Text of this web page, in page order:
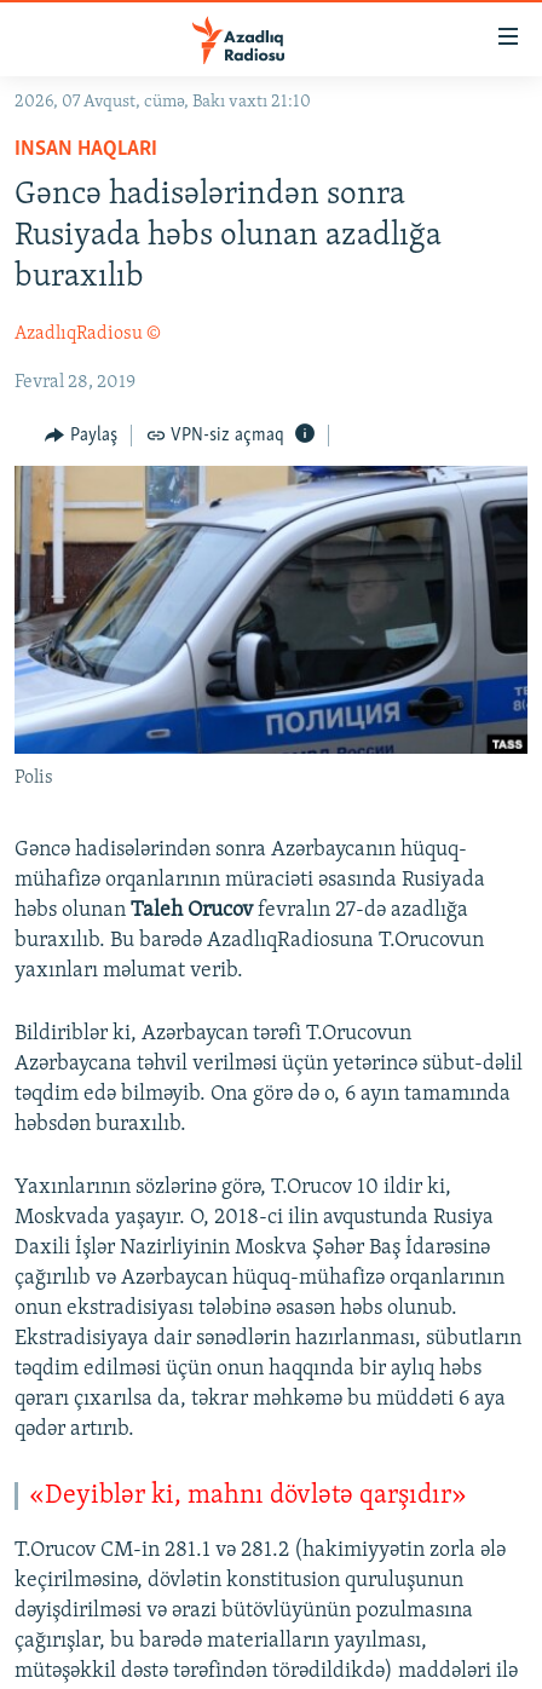
Əsas
qayıt
Əsas
naviqasiyaya
qayıt
Axtarışa
KORRUPSIOMETR
#ƏSLINDƏ
QANUNI DOĞRU
ARAŞDIRMA
MULTIMEDIA
VIDEO
FOTOQALEREYA
İNFOQRAFIKA
KARIKATURA
RADIO ARXIV
AZƏRBAYCAN ƏDƏBIYYATI KITABXANASI
İSLAM VƏ DEMOKRATIYA
İZ - MƏDƏNIYYƏT PROQRAMI
HAQQIMIZDA
MISSIYAMIZ
PEŞƏ ETIKASI VƏ JURNALISTIKA STANDARTLARIMIZ
MATERIALLARIMIZDAN ISTIFADƏ
AZADLIQRADIOSU MOBIL TELEFONUNUZDA
BIZIMLƏ ƏLAQƏ
XƏBƏR BÜLLETENLƏRIMIZ
BIZI IZLƏ
RFE/RL-in bütün saytları
2026, 07 Avqust, cümə, Bakı vaxtı 21:10
INSAN HAQLARI
Gəncə hadisələrindən sonra
Rusiyada həbs olunan azadlığa
buraxılıb
AzadlıqRadiosu ©
Fevral 28, 2019
Paylaş VPN-siz açmaq
Polis
Gəncə hadisələrindən sonra Azərbaycanın hüquq-
mühafizə orqanlarının müraciəti əsasında Rusiyada
həbs olunan Taleh Orucovfevralın 27-də azadlığa
buraxılıb. Bu barədə AzadlıqRadiosuna T.Orucovun
yaxınları məlumat verib.
Bildiriblər ki, Azərbaycan tərəfi T.Orucovun
Azərbaycana təhvil verilməsi üçün yetərincə sübut-dəlil
təqdim edə bilməyib. Ona görə də o, 6 ayın tamamında
həbsdən buraxılıb.
Yaxınlarının sözlərinə görə, T.Orucov 10 ildir ki,
Moskvada yaşayır. O, 2018-ci ilin avqustunda Rusiya
Daxili İşlər Nazirliyinin Moskva Şəhər Baş İdarəsinə
çağırılıb və Azərbaycan hüquq-mühafizə orqanlarının
onun ekstradisiyası tələbinə əsasən həbs olunub.
Ekstradisiyaya dair sənədlərin hazırlanması, sübutların
təqdim edilməsi üçün onun haqqında bir aylıq həbs
qərarı çıxarılsa da, təkrar məhkəmə bu müddəti 6 aya
qədər artırıb.
«Deyiblər ki, mahnı dövlətə qarşıdır»
T.Orucov CM-in 281.1 və 281.2 (hakimiyyətin zorla ələ
keçirilməsinə, dövlətin konstitusion quruluşunun
dəyişdirilməsi və ərazi bütövlüyünün pozulmasına
çağırışlar, bu barədə materialların yayılması,
mütəşəkkil dəstə tərəfindən törədildikdə) maddələri ilə